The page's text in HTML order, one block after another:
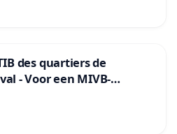
des quartiers de
- Voor een MIVB-
Strombeek en Het